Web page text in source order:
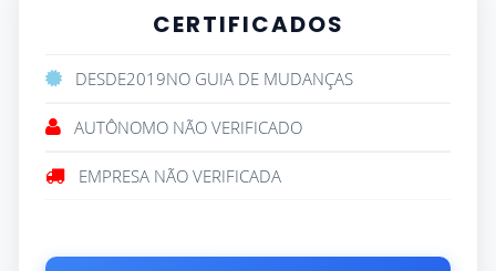
CERTIFICADOS
DESDE2019NO GUIA DE MUDANÇAS
AUTÔNOMO NÃO VERIFICADO
EMPRESA NÃO VERIFICADA